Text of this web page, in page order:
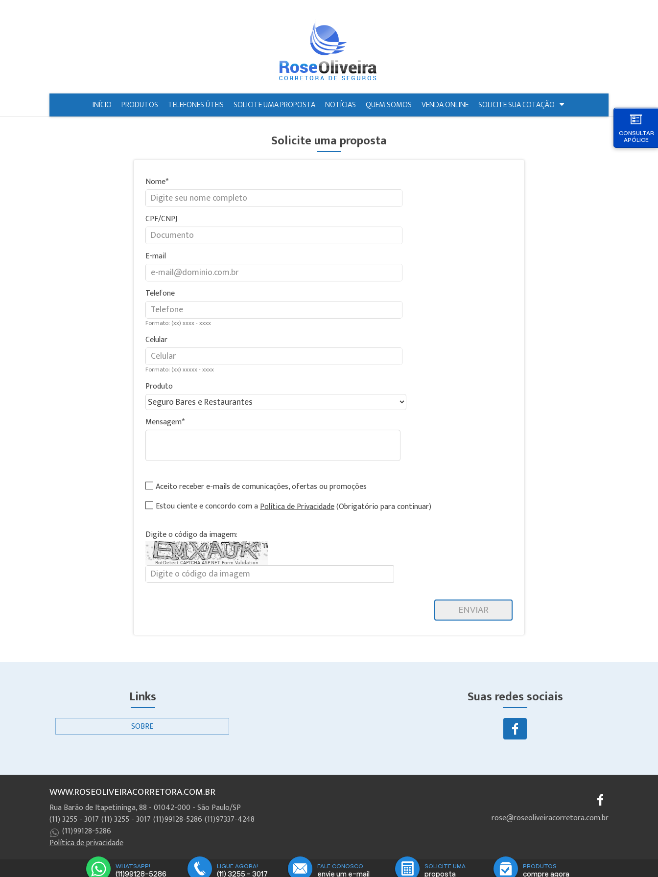
CONSULTAR
APÓLICE
INÍCIO PRODUTOS TELEFONES ÚTEIS SOLICITE UMA PROPOSTA NOTÍCIAS QUEM SOMOS VENDA ONLINE SOLICITE SUA COTAÇÃO
Solicite uma proposta
Nome
CPF/CNPJ
E-mail
Telefone
Formato: (xx) xxxx - xxxx
Celular
Formato: (xx) xxxxx - xxxx
Produto
Mensagem
Aceito receber e-mails de comunicações, ofertas ou promoções
Estou ciente e concordo com aPolítica de Privacidade(Obrigatório para continuar)
Digite o código da imagem:
BotDetect CAPTCHA ASP.NET Form Validation
ENVIAR
Links
SOBRE
Suas redes sociais
WHATSAPP!
(11)99128-5286
LIGUE AGORA!
(11) 3255 - 3017
FALE CONOSCO
envie um e-mail
SOLICITE UMA
proposta
PRODUTOS
compre agora
WWW.ROSEOLIVEIRACORRETORA.COM.BR
Rua Barão de Itapetininga, 88 - 01042-000 - São Paulo/SP
(11) 3255 - 3017 (11) 3255 - 3017 (11)99128-5286 (11)97337-4248
(11)99128-5286
Política de privacidade
rose@roseoliveiracorretora.com.br